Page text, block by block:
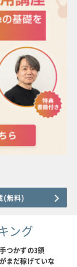
(無料)
ング
つかずの3領
まだ稼げていな